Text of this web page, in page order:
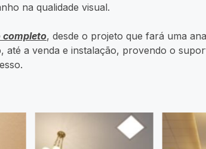
na qualidade visual.
completo, desde o projeto que fará uma
até a venda e instalação, provendo o